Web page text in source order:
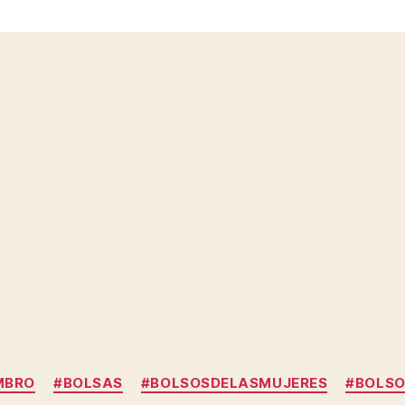
Categories
#BOLSAS #BOLSOSDELASMUJERES